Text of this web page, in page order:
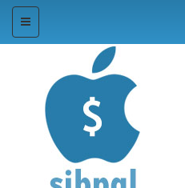
منو